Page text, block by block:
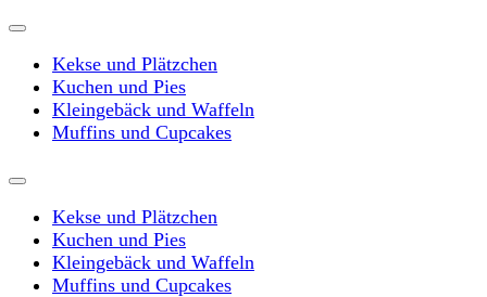
Kekse und Plätzchen
Kuchen und Pies
Kleingebäck und Waffeln
Muffins und Cupcakes
Kekse und Plätzchen
Kuchen und Pies
Kleingebäck und Waffeln
Muffins und Cupcakes